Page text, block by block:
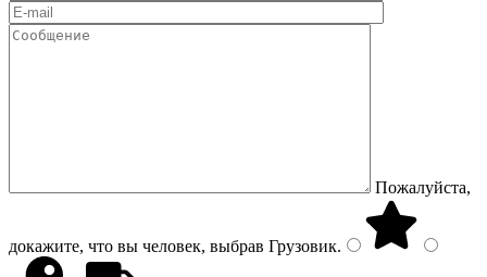
Пожалуйста,
докажите, что вы человек, выбрав Грузовик.